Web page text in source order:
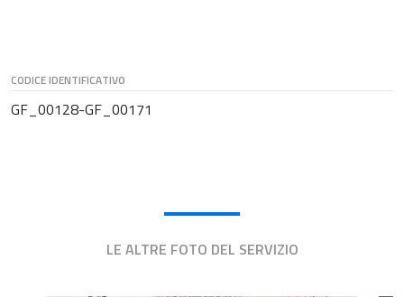
CODICE IDENTIFICATIVO
GF_00128-GF_00171
LE ALTRE FOTO DEL SERVIZIO